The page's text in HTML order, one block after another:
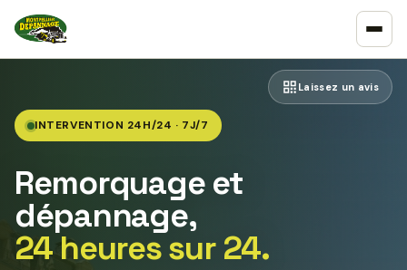
Laissez un avis
INTERVENTION 24H/24 · 7J/7
Remorquage et
dépannage,
24 heures sur 24.